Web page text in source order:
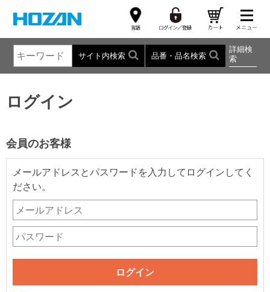
サイト内検索 品番・品名検索
詳細検
索
ログイン
会員のお客様
メールアドレスとパスワードを入力してログインしてく
ださい。